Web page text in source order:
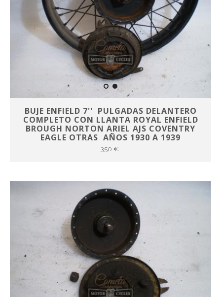
BUJE ENFIELD 7'' PULGADAS DELANTERO
COMPLETO CON LLANTA ROYAL ENFIELD
BROUGH NORTON ARIEL AJS COVENTRY
EAGLE OTRAS AÑOS 1930 A 1939
350 €